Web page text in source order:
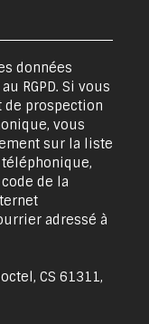
données
RGPD. Si vous
de prospection
vous
sur la liste
de la
adressé à
CS 61311,